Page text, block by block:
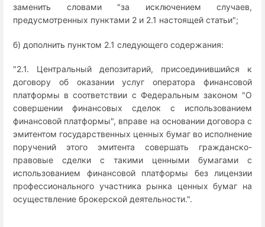
заменить словами "за исключением случаев,
предусмотренных пунктами 2 и 2.1 настоящей статьи";
б) дополнить пунктом 2.1 следующего содержания:
"2.1. Центральный депозитарий, присоединившийся к
договору об оказании услуг оператора финансовой
платформы в соответствии с Федеральным законом "О
совершении финансовых сделок с использованием
финансовой платформы", вправе на основании договора с
эмитентом государственных ценных бумаг во исполнение
поручений этого эмитента совершать гражданско-
правовые сделки с такими ценными бумагами с
использованием финансовой платформы без лицензии
профессионального участника рынка ценных бумаг на
осуществление брокерской деятельности.".